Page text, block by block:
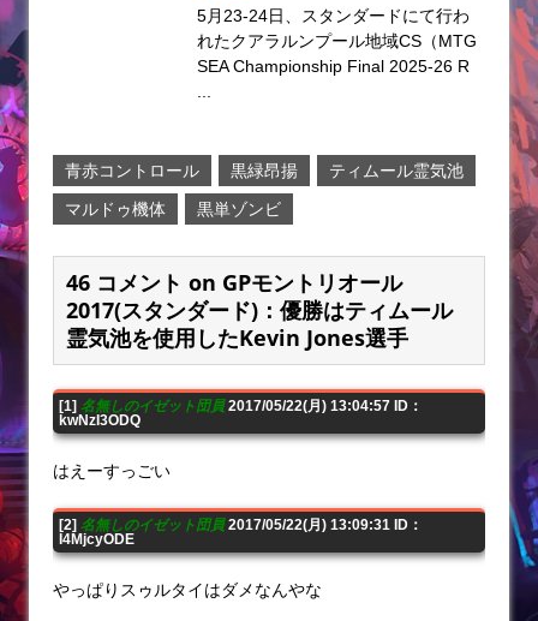
5月23-24日、スタンダードにて行わ
れたクアラルンプール地域CS（MTG
SEA Championship Final 2025-26 R
青赤コントロール 黒緑昂揚
ティムール霊気池
マルドゥ機体
黒単ゾンビ
46 コメント on GPモントリオール
2017(スタンダード)：優勝はティムール
霊気池を使用したKevin Jones選手
[1] 名無しのイゼット団員2017/05/22(月) 13:04:57 ID：
kwNzI3ODQ
はえーすっごい
[2] 名無しのイゼット団員2017/05/22(月) 13:09:31 ID：
I4MjcyODE
やっぱりスゥルタイはダメなんやな